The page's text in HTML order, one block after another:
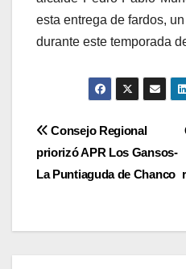
esta entrega de fardos,
durante este temporada
Navegación
de
Consejo Regional
priorizó APR Los Gansos-
La Puntiaguda de Chanco